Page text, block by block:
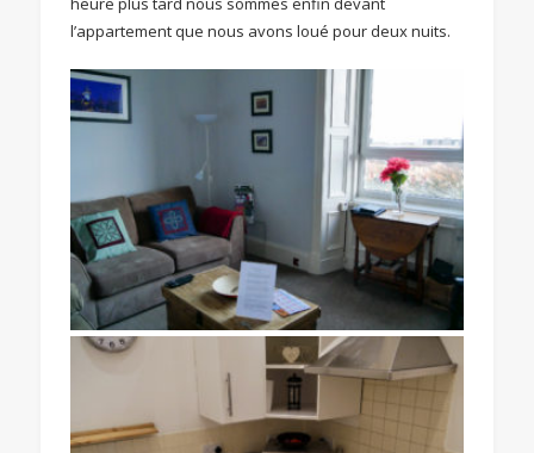
l’appartement que nous avons loué pour deux nuits.